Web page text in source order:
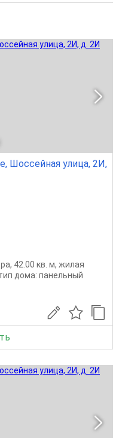
Шоссейная улица, 2И,
42.00 кв. м, жилая
дома: панельный